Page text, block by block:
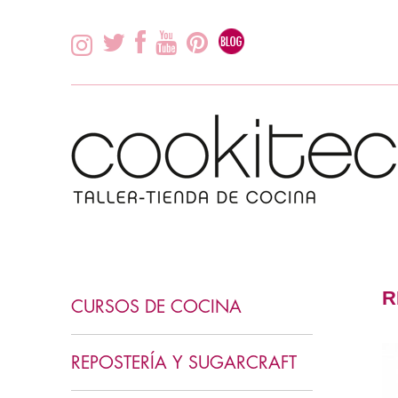
CURSOS DE COCINA
COCINA ASIÁTICA
REPOSTERÍA Y SUGARCRAFT